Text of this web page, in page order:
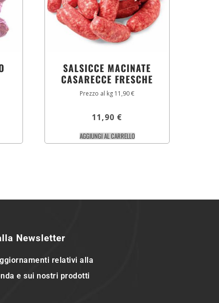
SALSICCE MACINATE
CASARECCE FRESCHE
Prezzo al kg 11,90 €
11,90 €
AGGIUNGI AL CARRELLO
Newsletter
relativi alla
e sui nostri prodotti